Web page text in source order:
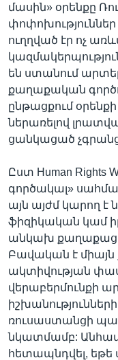
մասին» օրենքը
փոփոխություններ
ուղղված էր ոչ
են ստանում
քաղաքական
ընթացքում օրենքի
ներառելով
ցանկացած
Ըստ Human Rights
գործակալ»
այն այժմ կարող է
ֆիզիկական կամ
անկախ
Բավական է
ակտիվության
վերաբերմունքի
ռուսաստանցի
նկատմամբ:
հետապնդվել, եթե